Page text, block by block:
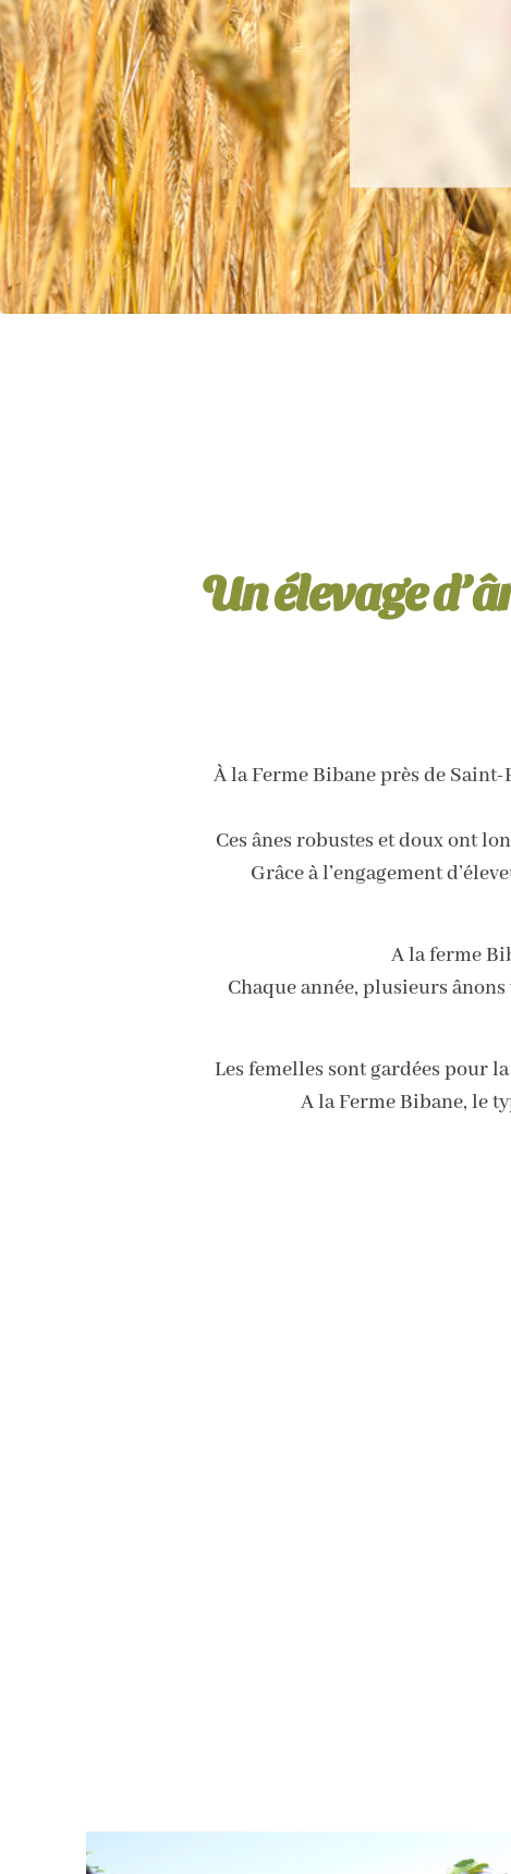
Un élevage
À la Ferme Bibane près de Saint-
Ces ânes robustes et doux ont
Grâce à l’engagement
A la ferme
Chaque année, plusieurs
Les femelles sont gardées pour
A la Ferme Bibane, le